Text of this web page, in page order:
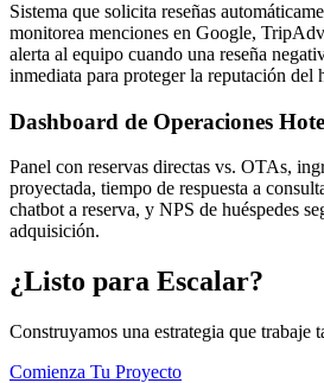
Sistema que solicita reseñas
monitorea menciones en Google,
alerta al equipo cuando una reseña
inmediata para proteger la reputación del
Dashboard de Operaciones
Panel con reservas directas vs. OTAs,
proyectada, tiempo de respuesta a
chatbot a reserva, y NPS de huéspedes
adquisición.
¿Listo para Escalar?
Construyamos una estrategia que trabaje
Comienza Tu Proyecto